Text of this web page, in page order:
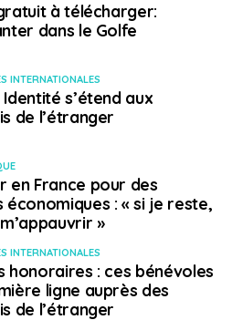
en allongeant la
l’identité numérique la
d’ici à la fin de l’année, il
tous les Français nés à
sécurité sociale.
est attendue le 24
le vote électronique.
rencontrent quelques
En ce sens le dispositif des
:« Pour la
à télécharger:
dans le Golfe
INTERNATIONALES
Identité s’étend aux
de l’étranger
en France pour des
économiques : « si je reste,
»
INTERNATIONALES
honoraires : ces bénévoles
ligne auprès des
de l’étranger